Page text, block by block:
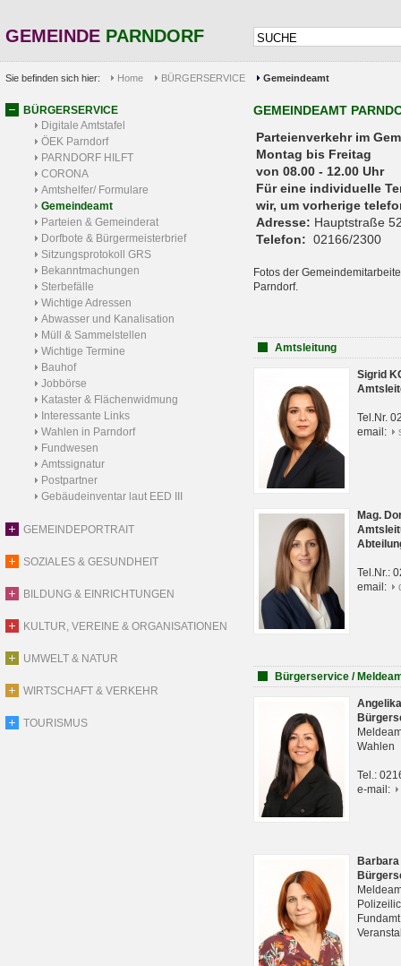
GEMEINDE PARNDORF
Sie befinden sich hier: Home BÜRGERSERVICE Gemeindeamt
BÜRGERSERVICE
Digitale Amtstafel
ÖEK Parndorf
PARNDORF HILFT
CORONA
Amtshelfer/ Formulare
Gemeindeamt
Parteien & Gemeinderat
Dorfbote & Bürgermeisterbrief
Sitzungsprotokoll GRS
Bekanntmachungen
Sterbefälle
Wichtige Adressen
Abwasser und Kanalisation
Müll & Sammelstellen
Wichtige Termine
Bauhof
Jobbörse
Kataster & Flächenwidmung
Interessante Links
Wahlen in Parndorf
Fundwesen
Amtssignatur
Postpartner
Gebäudeinventar laut EED III
GEMEINDEPORTRAIT
SOZIALES & GESUNDHEIT
BILDUNG & EINRICHTUNGEN
KULTUR, VEREINE & ORGANISATIONEN
UMWELT & NATUR
WIRTSCHAFT & VERKEHR
TOURISMUS
GEMEINDEAMT
Parteienverkehr
Montag bis Freitag
von 08.00 - 12.00 Uhr
Für eine individuelle
wir, um vorherige
Adresse: Hauptstraße
Telefon: 02166/2300
Fotos der
Parndorf.
Amtsleitung
Sigrid
Tel.Nr.
email:
Mag.
Tel.Nr.:
email:
Bürgerservice /
Wahlen
Tel.:
e-mail: